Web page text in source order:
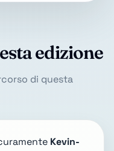
edizione
di questa
Kevin-